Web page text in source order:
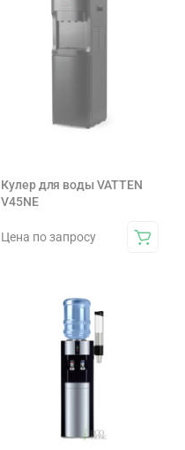
Кулер для воды VATTEN
V45NE
Цена по запросу